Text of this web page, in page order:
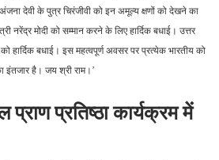
देवी के पुत्र चिरंजीवी को इन अमूल्य क्षणों को देखने का
नरेंद्र मोदी को सम्मान करने के लिए हार्दिक बधाई। उत्तर
हार्दिक बधाई। इस महत्वपूर्ण अवसर पर प्रत्येक भारतीय को
इंतजार है। जय श्री राम।’
प्राण प्रतिष्ठा कार्यक्रम में